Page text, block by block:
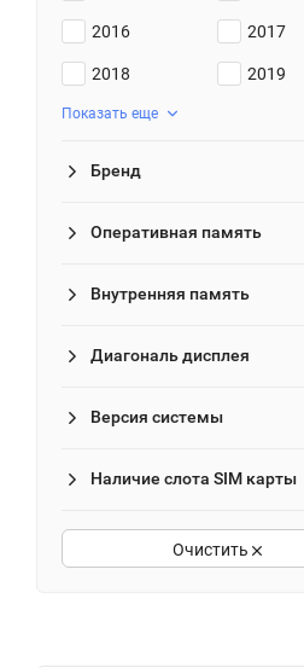
2016 2017
2018 2019
Показать еще
Бренд
Оперативная память
Внутренняя память
Диагональ дисплея
Версия системы
Наличие слота SIM карты
Очистить